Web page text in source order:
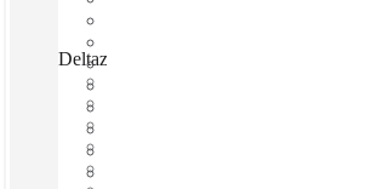
Deltazijde, Blaricum, 1261 ZM